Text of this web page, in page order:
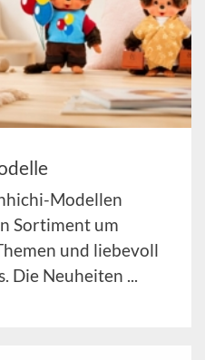
Modellen
Sortiment um
und liebevoll
Die Neuheiten ...